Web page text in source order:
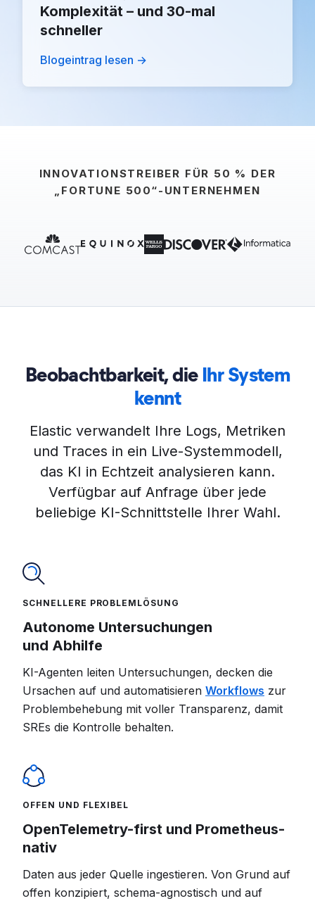
Komplexität – und 30-mal
schneller
Blogeintrag lesen →
INNOVATIONSTREIBER FÜR 50 % DER
„FORTUNE 500“-UNTERNEHMEN
Beobachtbarkeit, die Ihr System
kennt
Elastic verwandelt Ihre Logs, Metriken
und Traces in ein Live-Systemmodell,
das KI in Echtzeit analysieren kann.
Verfügbar auf Anfrage über jede
beliebige KI-Schnittstelle Ihrer Wahl.
SCHNELLERE PROBLEMLÖSUNG
Autonome Untersuchungen
und Abhilfe
KI-Agenten leiten Untersuchungen, decken die
Ursachen auf und automatisieren Workflows zur
Problembehebung mit voller Transparenz, damit
SREs die Kontrolle behalten.
OFFEN UND FLEXIBEL
OpenTelemetry-first und Prometheus-
nativ
Daten aus jeder Quelle ingestieren. Von Grund auf
offen konzipiert, schema-agnostisch und auf